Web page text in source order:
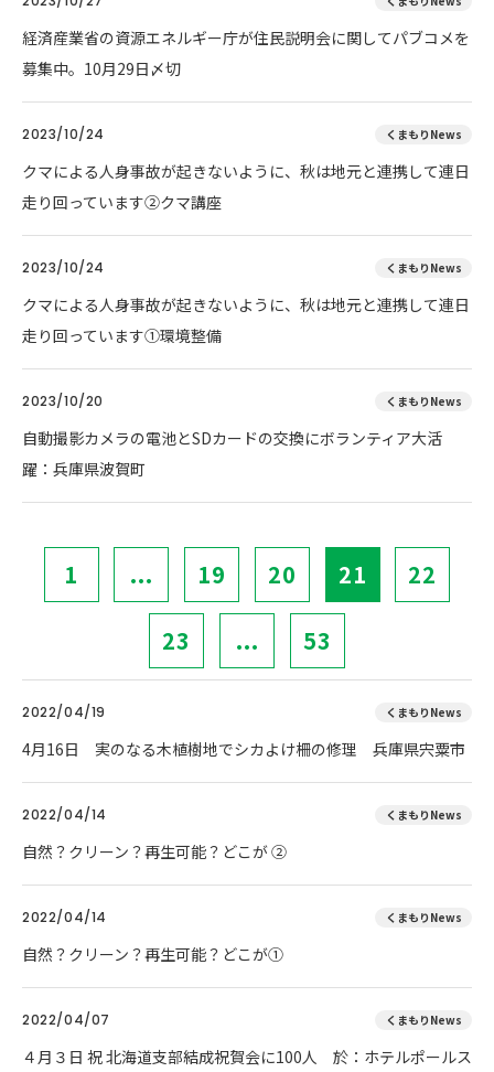
経済産業省の資源エネルギー庁が住民説明会に関してパブコメを
募集中。10月29日〆切
2023/10/24 くまもりNews
クマによる人身事故が起きないように、秋は地元と連携して連日
走り回っています②クマ講座
2023/10/24 くまもりNews
クマによる人身事故が起きないように、秋は地元と連携して連日
走り回っています①環境整備
2023/10/20 くまもりNews
自動撮影カメラの電池とSDカードの交換にボランティア大活
躍：兵庫県波賀町
1 ... 19 20 21 22
23 ... 53
2022/04/19 くまもりNews
4月16日 実のなる木植樹地でシカよけ柵の修理 兵庫県宍粟市
2022/04/14 くまもりNews
自然？クリーン？再生可能？どこが ②
2022/04/14 くまもりNews
自然？クリーン？再生可能？どこが①
2022/04/07 くまもりNews
４月３日 祝 北海道支部結成祝賀会に100人 於：ホテルポールス